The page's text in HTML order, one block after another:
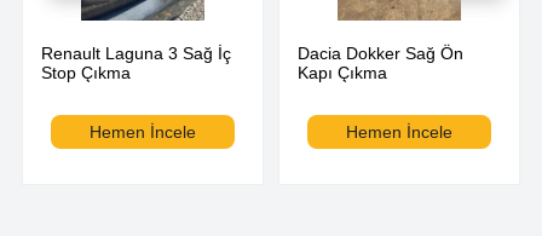
Renault Laguna 3 Sağ İç
Stop Çıkma
Hemen İncele
Dacia Dokker Sağ Ön
Kapı Çıkma
Hemen İncele